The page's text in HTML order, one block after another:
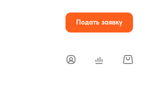
Подать заявку